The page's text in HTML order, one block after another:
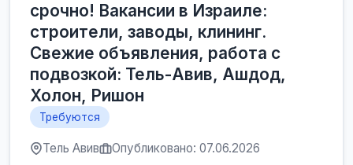
срочно! Вакансии в Израиле:
строители, заводы, клининг.
Свежие объявления, работа с
подвозкой: Тель-Авив, Ашдод,
Холон, Ришон
Требуются
Тель Авив Опубликовано: 07.06.2026